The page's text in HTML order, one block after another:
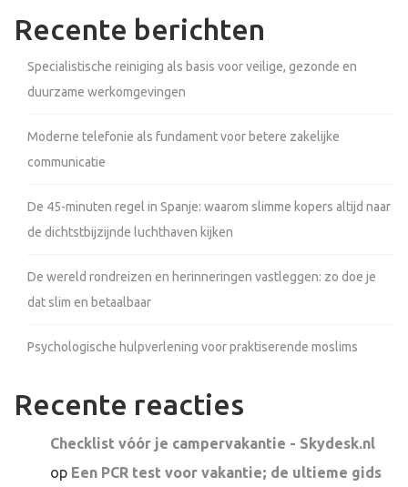
Recente berichten
Specialistische reiniging als basis voor veilige, gezonde en
duurzame werkomgevingen
Moderne telefonie als fundament voor betere zakelijke
communicatie
De 45-minuten regel in Spanje: waarom slimme kopers altijd naar
de dichtstbijzijnde luchthaven kijken
De wereld rondreizen en herinneringen vastleggen: zo doe je
dat slim en betaalbaar
Psychologische hulpverlening voor praktiserende moslims
Recente reacties
Checklist vóór je campervakantie - Skydesk.nl
op Een PCR test voor vakantie; de ultieme gids